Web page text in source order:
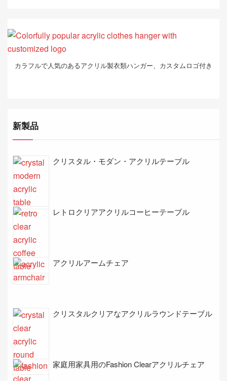
カラフルで人気のあるアクリル製衣類ハンガー、カスタムロゴ付き
新製品
クリスタル・モダン・アクリルテーブル
レトロクリアアクリルコーヒーテーブル
アクリルアームチェア
クリスタルクリアなアクリルラウンドテーブル
家庭用家具用のFashion Clearアクリルチェア